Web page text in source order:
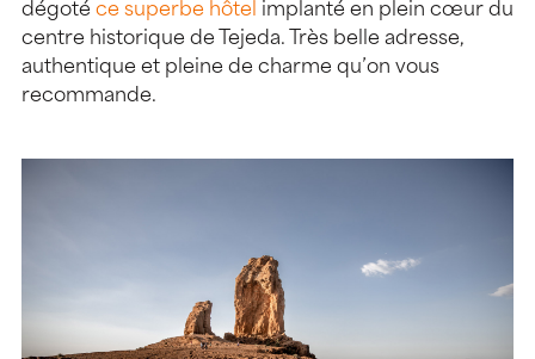
dégoté ce superbe hôtel
implanté en plein cœur du
centre historique de Tejeda. Très belle adresse,
authentique et pleine de charme qu’on vous
recommande.